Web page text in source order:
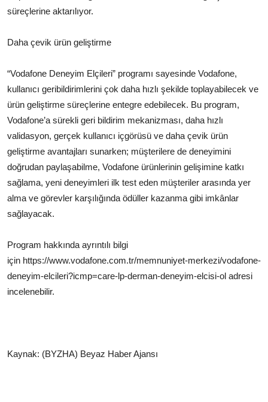
süreçlerine aktarılıyor.
Daha çevik ürün geliştirme
“Vodafone Deneyim Elçileri” programı sayesinde Vodafone,
kullanıcı geribildirimlerini çok daha hızlı şekilde toplayabilecek ve
ürün geliştirme süreçlerine entegre edebilecek. Bu program,
Vodafone’a sürekli geri bildirim mekanizması, daha hızlı
validasyon, gerçek kullanıcı içgörüsü ve daha çevik ürün
geliştirme avantajları sunarken; müşterilere de deneyimini
doğrudan paylaşabilme, Vodafone ürünlerinin gelişimine katkı
sağlama, yeni deneyimleri ilk test eden müşteriler arasında yer
alma ve görevler karşılığında ödüller kazanma gibi imkânlar
sağlayacak.
Program hakkında ayrıntılı bilgi
için https://www.vodafone.com.tr/memnuniyet-merkezi/vodafone-
deneyim-elcileri?icmp=care-lp-derman-deneyim-elcisi-ol adresi
incelenebilir.
Kaynak: (BYZHA) Beyaz Haber Ajansı